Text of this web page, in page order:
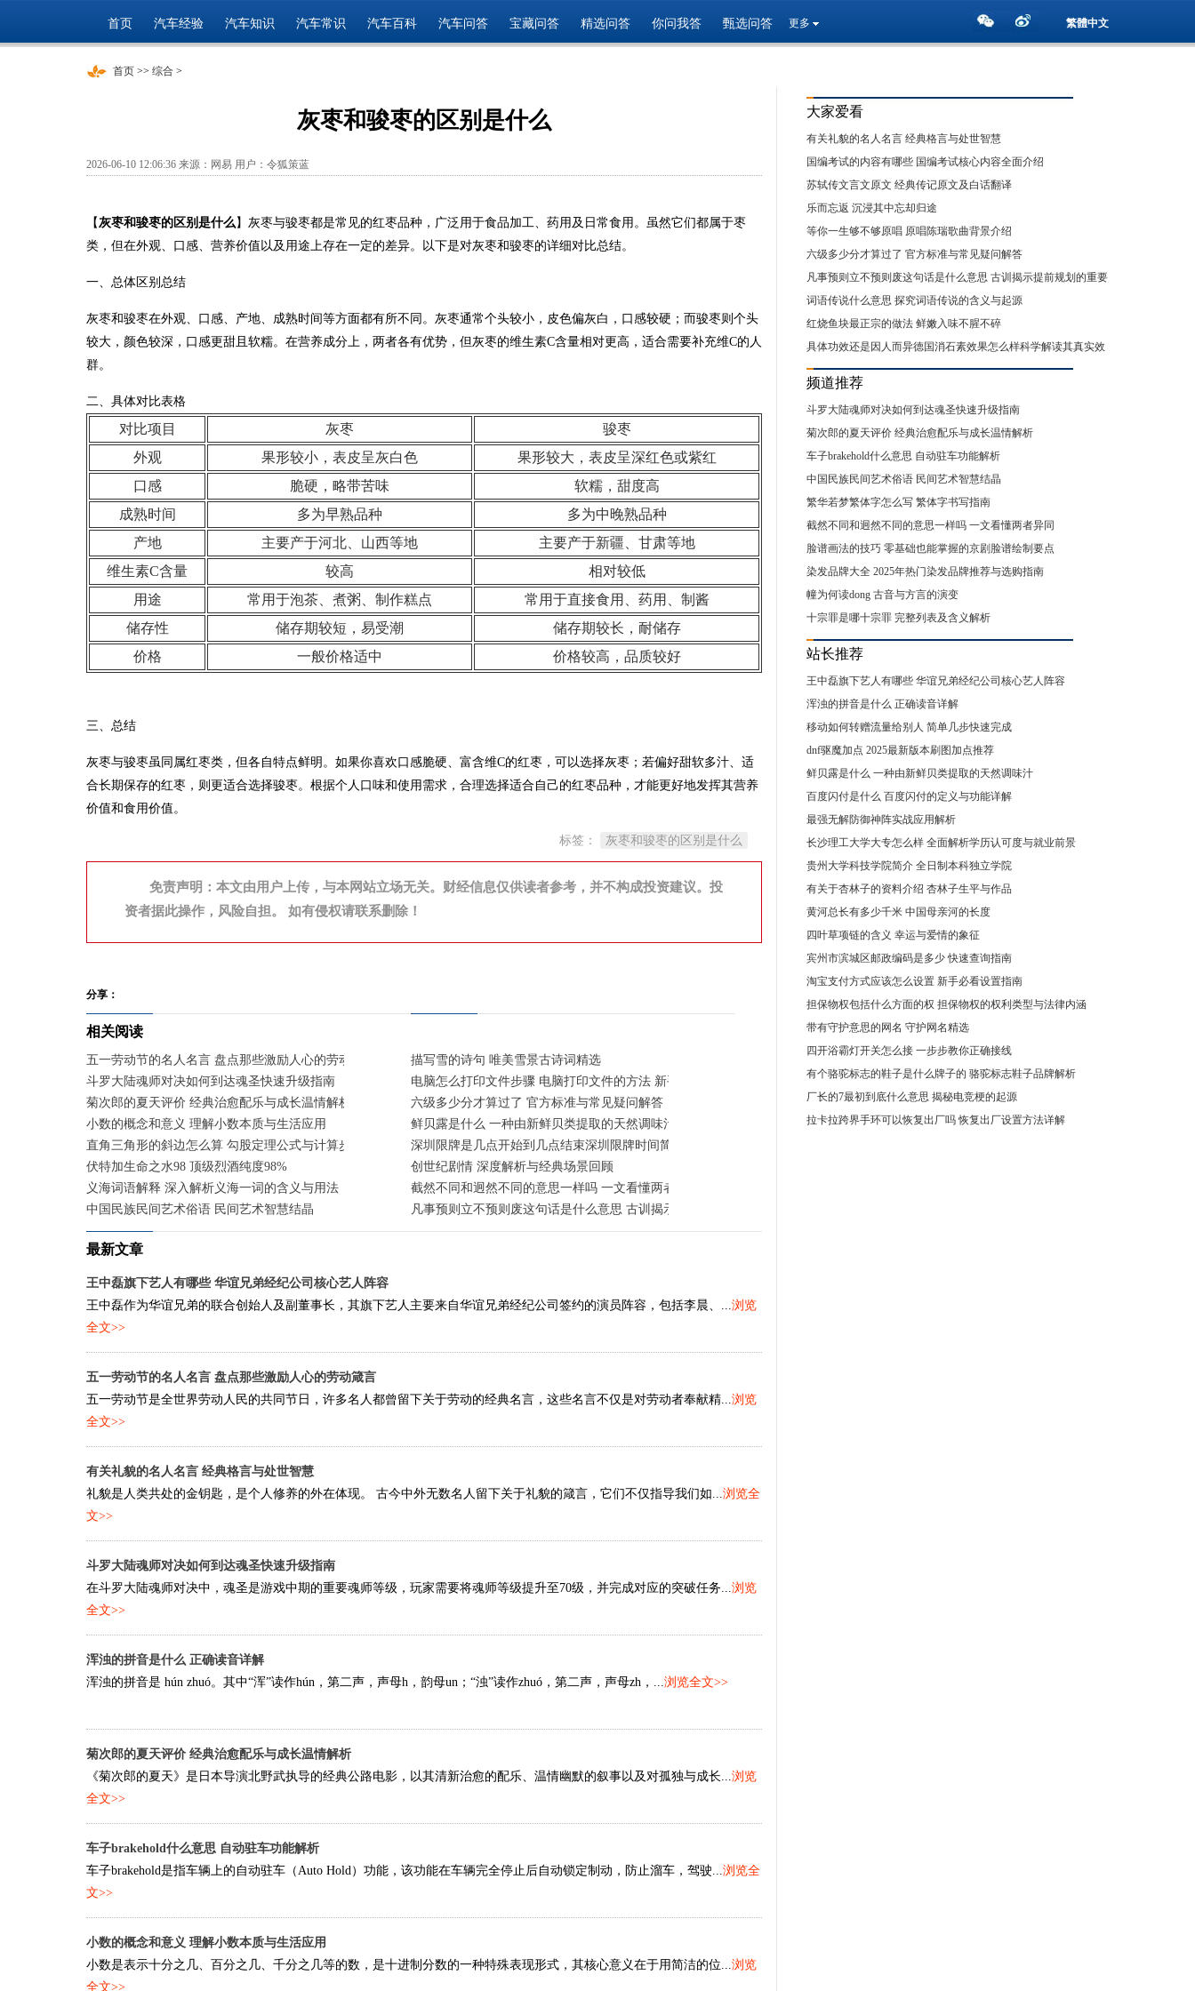
首页 汽车经验 汽车知识 汽车常识 汽车百科 汽车问答 宝藏问答 精选问答 你问我答 甄选问答 更多 繁體中文
首页 >> 综合 >
灰枣和骏枣的区别是什么
2026-06-10 12:06:36 来源：网易 用户：令狐策蓝
【灰枣和骏枣的区别是什么】灰枣与骏枣都是常见的红枣品种，广泛用于食品加工、药用及日常食用。虽然它们都属于枣
类，但在外观、口感、营养价值以及用途上存在一定的差异。以下是对灰枣和骏枣的详细对比总结。
一、总体区别总结
灰枣和骏枣在外观、口感、产地、成熟时间等方面都有所不同。灰枣通常个头较小，皮色偏灰白，口感较硬；而骏枣则个头
较大，颜色较深，口感更甜且软糯。在营养成分上，两者各有优势，但灰枣的维生素C含量相对更高，适合需要补充维C的人
群。
二、具体对比表格
对比项目 灰枣
骏枣
外观
果形较小，表皮呈灰白色
果形较大，表皮呈深红色或紫红
口感
脆硬，略带苦味
软糯，甜度高
成熟时间
多为早熟品种
多为中晚熟品种
产地
主要产于河北、山西等地
主要产于新疆、甘肃等地
维生素C含量
较高
相对较低
用途
常用于泡茶、煮粥、制作糕点
常用于直接食用、药用、制酱
储存性
储存期较短，易受潮
储存期较长，耐储存
价格
一般价格适中 价格较高，品质较好
三、总结
灰枣与骏枣虽同属红枣类，但各自特点鲜明。如果你喜欢口感脆硬、富含维C的红枣，可以选择灰枣；若偏好甜软多汁、适
合长期保存的红枣，则更适合选择骏枣。根据个人口味和使用需求，合理选择适合自己的红枣品种，才能更好地发挥其营养
价值和食用价值。
标签： 灰枣和骏枣的区别是什么
免责声明：本文由用户上传，与本网站立场无关。财经信息仅供读者参考，并不构成投资建议。投
资者据此操作，风险自担。 如有侵权请联系删除！
分享：
相关阅读
五一劳动节的名人名言 盘点那些激励人心的劳动箴言
斗罗大陆魂师对决如何到达魂圣快速升级指南
菊次郎的夏天评价 经典治愈配乐与成长温情解析
小数的概念和意义 理解小数本质与生活应用
直角三角形的斜边怎么算 勾股定理公式与计算步骤
伏特加生命之水98 顶级烈酒纯度98%
义海词语解释 深入解析义海一词的含义与用法
中国民族民间艺术俗语 民间艺术智慧结晶
描写雪的诗句 唯美雪景古诗词精选
电脑怎么打印文件步骤 电脑打印文件的方法 新手快速入门指南
六级多少分才算过了 官方标准与常见疑问解答
鲜贝露是什么 一种由新鲜贝类提取的天然调味汁
深圳限牌是几点开始到几点结束深圳限牌时间简述 工作日早晚高峰限行时间
创世纪剧情 深度解析与经典场景回顾
截然不同和迥然不同的意思一样吗 一文看懂两者异同
凡事预则立不预则废这句话是什么意思 古训揭示提前规划的重要性
最新文章
王中磊旗下艺人有哪些 华谊兄弟经纪公司核心艺人阵容
王中磊作为华谊兄弟的联合创始人及副董事长，其旗下艺人主要来自华谊兄弟经纪公司签约的演员阵容，包括李晨、...浏览
全文>>
五一劳动节的名人名言 盘点那些激励人心的劳动箴言
五一劳动节是全世界劳动人民的共同节日，许多名人都曾留下关于劳动的经典名言，这些名言不仅是对劳动者奉献精...浏览
全文>>
有关礼貌的名人名言 经典格言与处世智慧
礼貌是人类共处的金钥匙，是个人修养的外在体现。 古今中外无数名人留下关于礼貌的箴言，它们不仅指导我们如...浏览全
文>>
斗罗大陆魂师对决如何到达魂圣快速升级指南
在斗罗大陆魂师对决中，魂圣是游戏中期的重要魂师等级，玩家需要将魂师等级提升至70级，并完成对应的突破任务...浏览
全文>>
浑浊的拼音是什么 正确读音详解
浑浊的拼音是 hún zhuó。其中“浑”读作hún，第二声，声母h，韵母un；“浊”读作zhuó，第二声，声母zh，...浏览全文>>
菊次郎的夏天评价 经典治愈配乐与成长温情解析
《菊次郎的夏天》是日本导演北野武执导的经典公路电影，以其清新治愈的配乐、温情幽默的叙事以及对孤独与成长...浏览
全文>>
车子brakehold什么意思 自动驻车功能解析
车子brakehold是指车辆上的自动驻车（Auto Hold）功能，该功能在车辆完全停止后自动锁定制动，防止溜车，驾驶...浏览全
文>>
小数的概念和意义 理解小数本质与生活应用
小数是表示十分之几、百分之几、千分之几等的数，是十进制分数的一种特殊表现形式，其核心意义在于用简洁的位...浏览
全文>>
大家爱看
有关礼貌的名人名言 经典格言与处世智慧
国编考试的内容有哪些 国编考试核心内容全面介绍
苏轼传文言文原文 经典传记原文及白话翻译
乐而忘返 沉浸其中忘却归途
等你一生够不够原唱 原唱陈瑞歌曲背景介绍
六级多少分才算过了 官方标准与常见疑问解答
凡事预则立不预则废这句话是什么意思 古训揭示提前规划的重要
性
词语传说什么意思 探究词语传说的含义与起源
红烧鱼块最正宗的做法 鲜嫩入味不腥不碎
具体功效还是因人而异德国消石素效果怎么样科学解读其真实效
用
频道推荐
斗罗大陆魂师对决如何到达魂圣快速升级指南
菊次郎的夏天评价 经典治愈配乐与成长温情解析
车子brakehold什么意思 自动驻车功能解析
中国民族民间艺术俗语 民间艺术智慧结晶
繁华若梦繁体字怎么写 繁体字书写指南
截然不同和迥然不同的意思一样吗 一文看懂两者异同
脸谱画法的技巧 零基础也能掌握的京剧脸谱绘制要点
染发品牌大全 2025年热门染发品牌推荐与选购指南
幢为何读dong 古音与方言的演变
十宗罪是哪十宗罪 完整列表及含义解析
站长推荐
王中磊旗下艺人有哪些 华谊兄弟经纪公司核心艺人阵容
浑浊的拼音是什么 正确读音详解
移动如何转赠流量给别人 简单几步快速完成
dnf驱魔加点 2025最新版本刷图加点推荐
鲜贝露是什么 一种由新鲜贝类提取的天然调味汁
百度闪付是什么 百度闪付的定义与功能详解
最强无解防御神阵实战应用解析
长沙理工大学大专怎么样 全面解析学历认可度与就业前景
贵州大学科技学院简介 全日制本科独立学院
有关于杏林子的资料介绍 杏林子生平与作品
黄河总长有多少千米 中国母亲河的长度
四叶草项链的含义 幸运与爱情的象征
宾州市滨城区邮政编码是多少 快速查询指南
淘宝支付方式应该怎么设置 新手必看设置指南
担保物权包括什么方面的权 担保物权的权利类型与法律内涵
带有守护意思的网名 守护网名精选
四开浴霸灯开关怎么接 一步步教你正确接线
有个骆驼标志的鞋子是什么牌子的 骆驼标志鞋子品牌解析
厂长的7最初到底什么意思 揭秘电竞梗的起源
拉卡拉跨界手环可以恢复出厂吗 恢复出厂设置方法详解